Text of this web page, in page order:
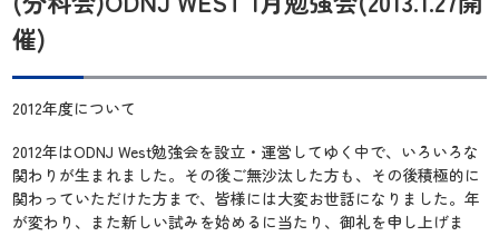
催)
2012年度について
2012年はODNJ West勉強会を設立・運営してゆく中で、いろいろな
関わりが生まれました。その後ご無沙汰した方も、その後積極的に
関わっていただけた方まで、皆様には大変お世話になりました。年
が変わり、また新しい試みを始めるに当たり、御礼を申し上げま